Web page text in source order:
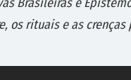
os rituais e as crenças